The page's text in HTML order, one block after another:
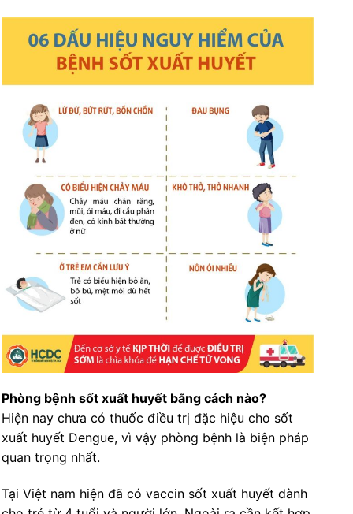
Phòng bệnh sốt xuất huyết bằng cách nào?
Hiện nay chưa có thuốc điều trị đặc hiệu cho sốt
xuất huyết Dengue, vì vậy phòng bệnh là biện pháp
quan trọng nhất.
Tại Việt nam hiện đã có vaccin sốt xuất huyết dành